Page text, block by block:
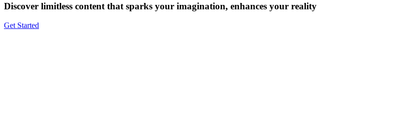
Discover limitless content that sparks your imagination, enhances your reality
Get Started